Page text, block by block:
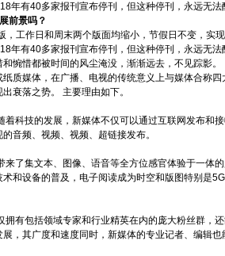
年有40多家报刊宣布停刊，但这种停刊，永远无法
前景吗？
工作日和周末两个版面均缩小，节假日不变，实
年有40多家报刊宣布停刊，但这种停刊，永远无法
惋惜都被时间的风尘淹没，渐渐远去，不见踪影。
质媒体，在广播、电视的传统意义上与媒体合称
衰落之势。 主要理由如下。
科技的发展，新媒体不仅可以通过互联网发布和
音频、视频、视频、超链接发布。
了集文本、图像、语音等全方位感官体验于一体的
和设备的普及，电子阅读成为时空和版图特别是
有包括领域专家和行业精英在内的庞大粉丝群，
，其广度和速度同时，新媒体的专业记者、编辑